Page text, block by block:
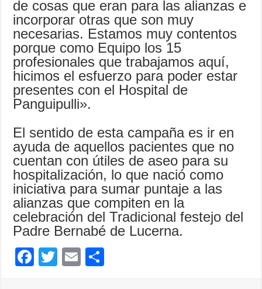
de cosas que eran para las alianzas e
incorporar otras que son muy
necesarias. Estamos muy contentos
porque como Equipo los 15
profesionales que trabajamos aquí,
hicimos el esfuerzo para poder estar
presentes con el Hospital de
Panguipulli».
El sentido de esta campaña es ir en
ayuda de aquellos pacientes que no
cuentan con útiles de aseo para su
hospitalización, lo que nació como
iniciativa para sumar puntaje a las
alianzas que compiten en la
celebración del Tradicional festejo del
Padre Bernabé de Lucerna.
F
T
E